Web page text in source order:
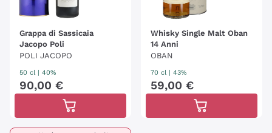
Grappa di Sassicaia
Jacopo Poli
POLI JACOPO
50 cl | 40%
90,00 €
Whisky Single Malt Oban
14 Anni
OBAN
70 cl | 43%
59,00 €